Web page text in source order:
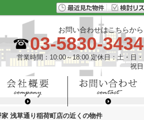
お問い合わせはこちらから
03-5830-3434
営業時間：10:00～18:00 定休日：土・日・
祝日
家 浅草通り稲荷町店の近くの物件